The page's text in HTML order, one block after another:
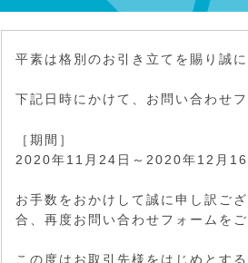
平素は格別のお引き立てを賜り誠
下記日時にかけて、お問い合わせ
［期間］
2020年11月24日～2020年12月16
お手数をおかけして誠に申し訳ご
合、再度お問い合わせフォームを
この度はお取引先様をはじめとす